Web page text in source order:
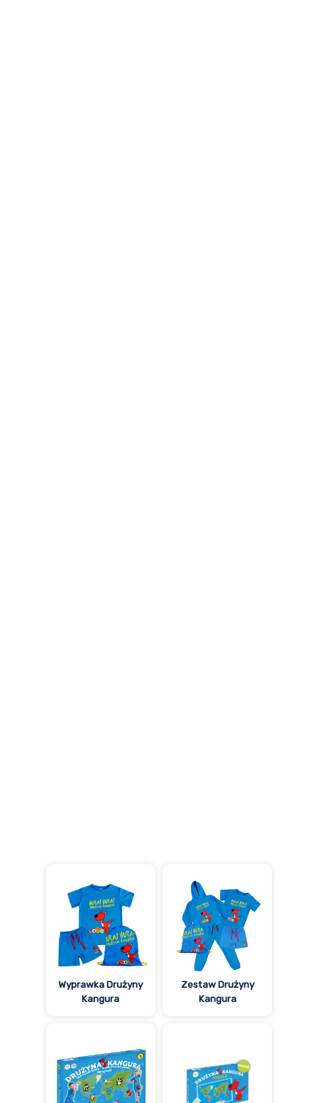
Wyprawka Drużyny
Kangura
Zestaw Drużyny
Kangura